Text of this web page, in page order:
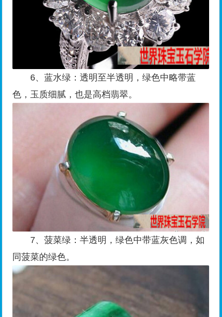
6、蓝水绿：透明至半透明，绿色中略带蓝
色，玉质细腻，也是高档翡翠。
7、菠菜绿：半透明，绿色中带蓝灰色调，如
同菠菜的绿色。